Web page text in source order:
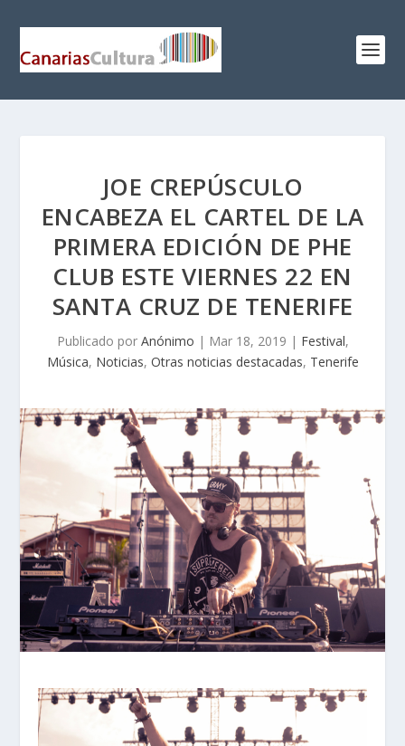
JOE CREPÚSCULO
ENCABEZA EL CARTEL DE LA
PRIMERA EDICIÓN DE PHE
CLUB ESTE VIERNES 22 EN
SANTA CRUZ DE TENERIFE
Publicado por Anónimo | Mar 18, 2019 | Festival,
Música, Noticias, Otras noticias destacadas, Tenerife